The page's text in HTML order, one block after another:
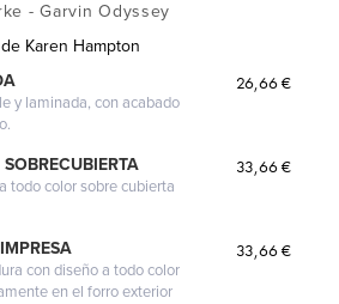
- Garvin Odyssey
de Karen Hampton
y laminada, con acabado
26,66 €
todo color sobre cubierta
33,66 €
con diseño a todo color
en el forro exterior
33,66 €